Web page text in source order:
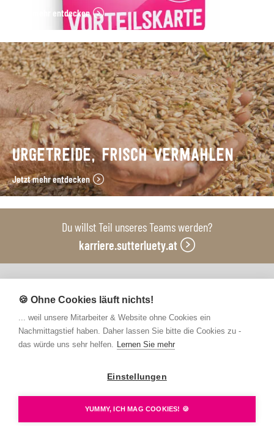
Jetzt mehr entdecken
URGETREIDE, FRISCH VERMAHLEN
Jetzt mehr entdecken
Du willst Teil unseres Teams werden?
karriere.sutterluety.at
Unsere Produktionsbetriebe
Newsletter abonnieren
Hinweisgebersystem
Datenschutz
Impressum
🍪 Ohne Cookies läuft nichts!
... weil unsere Mitarbeiter & Website ohne Cookies ein
Nachmittagstief haben. Daher lassen Sie bitte die Cookies zu -
das würde uns sehr helfen. Lernen Sie mehr
Einstellungen
YUMMY, ICH MAG COOKIES! 🍪